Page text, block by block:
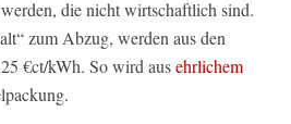
die nicht wirtschaftlich sind.
zum Abzug, werden aus den
€ct/kWh. So wird ausehrlichem